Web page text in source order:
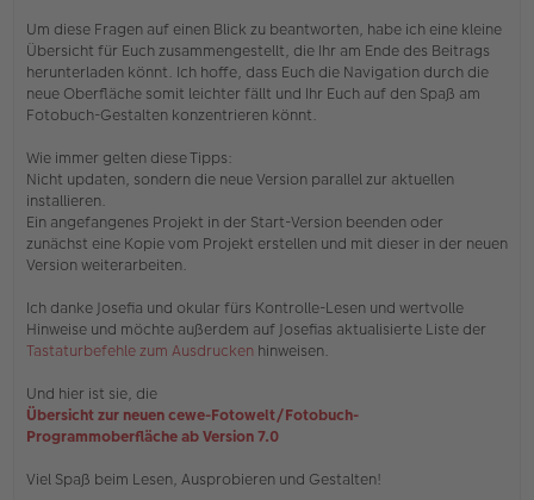
Um diese Fragen auf einen Blick zu beantworten, habe ich eine kleine
Übersicht für Euch zusammengestellt, die Ihr am Ende des Beitrags
herunterladen könnt. Ich hoffe, dass Euch die Navigation durch die
neue Oberfläche somit leichter fällt und Ihr Euch auf den Spaß am
Fotobuch-Gestalten konzentrieren könnt.
Wie immer gelten diese Tipps:
Nicht updaten, sondern die neue Version parallel zur aktuellen
installieren.
Ein angefangenes Projekt in der Start-Version beenden oder
zunächst eine Kopie vom Projekt erstellen und mit dieser in der neuen
Version weiterarbeiten.
Ich danke Josefia und okular fürs Kontrolle-Lesen und wertvolle
Hinweise und möchte außerdem auf Josefias aktualisierte Liste der
Tastaturbefehle zum Ausdrucken hinweisen.
Und hier ist sie, die
Übersicht zur neuen cewe-Fotowelt/Fotobuch-
Programmoberfläche ab Version 7.0
Viel Spaß beim Lesen, Ausprobieren und Gestalten!